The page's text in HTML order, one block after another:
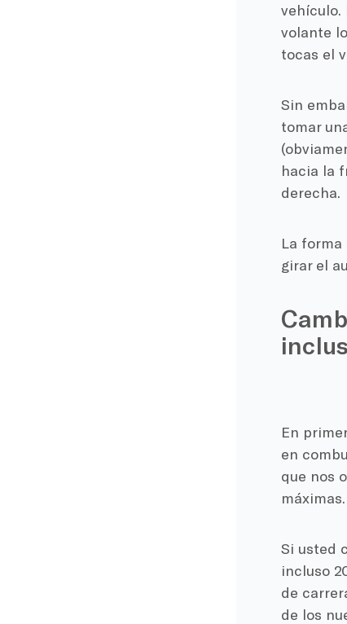
vehículo.
volante
tocas el
Sin
tomar
hacia la
derecha.
La
girar el
En
en
que nos
máximas.
Si usted
incluso
de
de los